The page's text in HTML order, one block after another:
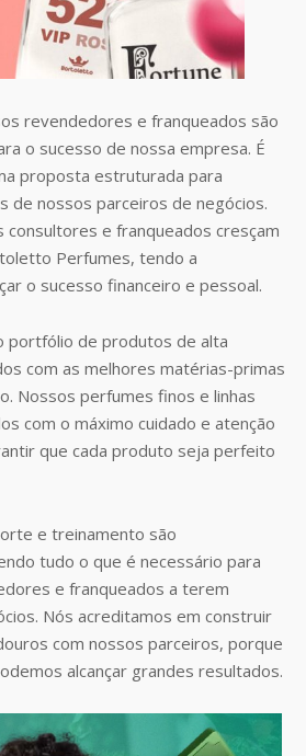
revendedores e franqueados são
o sucesso de nossa empresa. É
proposta estruturada para
de nossos parceiros de negócios.
consultores e franqueados cresçam
Perfumes, tendo a
o sucesso financeiro e pessoal.
portfólio de produtos de alta
com as melhores matérias-primas
Nossos perfumes finos e linhas
com o máximo cuidado e atenção
que cada produto seja perfeito
e treinamento são
tudo o que é necessário para
e franqueados a terem
Nós acreditamos em construir
com nossos parceiros, porque
alcançar grandes resultados.